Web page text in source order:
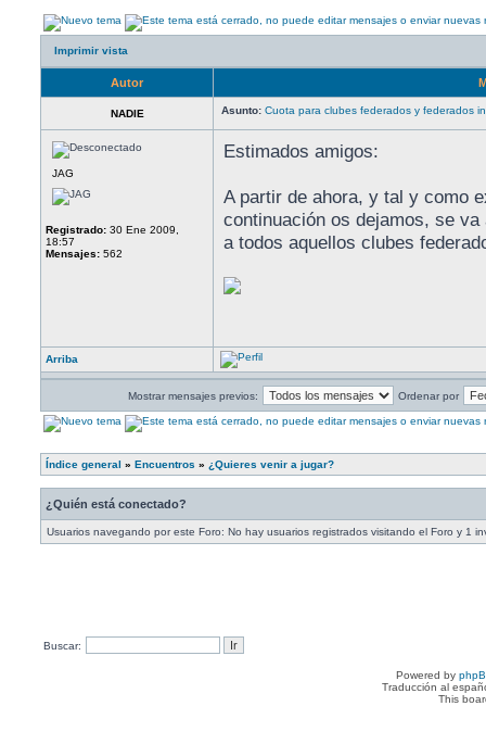
Imprimir vista
Autor
NADIE Asunto: Cuota para clubes federados y federados
JAG
Registrado: 30 Ene 2009,
18:57
Mensajes: 562
Estimados amigos:
A partir de ahora, y tal y como
continuación os dejamos, se
a todos aquellos clubes
Arriba
Mostrar mensajes previos: Ordenar por
Índice general » Encuentros » ¿Quieres venir a jugar?
¿Quién está conectado?
Usuarios navegando por este Foro: No hay usuarios registrados visitando el Foro y 1
Buscar:
Powered by
Traducción al
This